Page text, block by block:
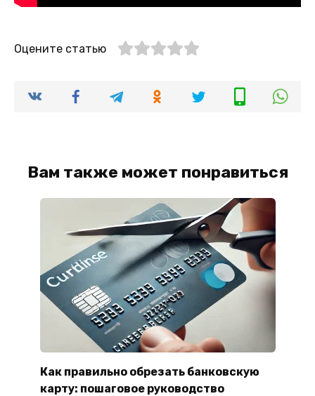
Оцените статью
Вам также может понравиться
Как правильно обрезать банковскую
карту: пошаговое руководство